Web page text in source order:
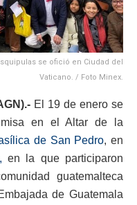
se ofició en Ciudad del
Vaticano. / Foto Minex.
El 19 de enero se
en el Altar de la
de San Pedro, en
en la que participaron
guatemalteca
de Guatemala